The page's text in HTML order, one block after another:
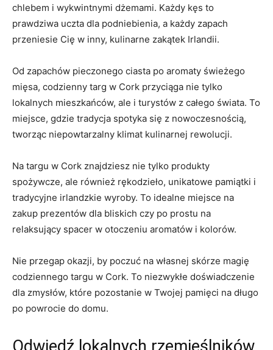
chlebem i wykwintnymi dżemami. Każdy⁤ kęs to​
prawdziwa⁢ uczta dla podniebienia, a każdy ‍zapach
przeniesie Cię w inny, kulinarne zakątek Irlandii.
Od zapachów pieczonego ciasta po aromaty świeżego
mięsa, codzienny targ ‌w ‍Cork przyciąga nie tylko
lokalnych mieszkańców, ale i turystów z całego​ świata. To
miejsce, gdzie tradycja spotyka się z nowoczesnością,
tworząc ⁤niepowtarzalny klimat ‍kulinarnej rewolucji.
Na targu w Cork znajdziesz nie tylko produkty
spożywcze, ale również rękodzieło, unikatowe pamiątki i
tradycyjne ‌irlandzkie wyroby. ⁢To idealne miejsce na
zakup ⁢prezentów dla bliskich czy po prostu‌ na
relaksujący spacer w otoczeniu aromatów i kolorów.
Nie przegap okazji, by poczuć‍ na własnej skórze magię
codziennego targu w Cork. To niezwykłe doświadczenie
⁣dla zmysłów,⁣ które pozostanie w Twojej pamięci na długo
po powrocie do domu.